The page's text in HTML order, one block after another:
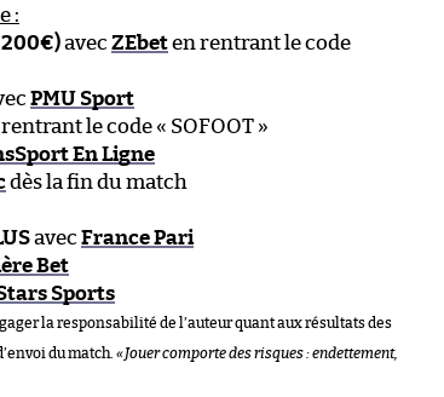
:
200€)avec ZEbeten rentrant le code
PMU Sport
le code « SOFOOT »
En Ligne
dès la fin du match
avec France Pari
Bet
Sports
la responsabilité de l’auteur quant aux résultats des
du match. «Jouer comporte des risques : endettement,